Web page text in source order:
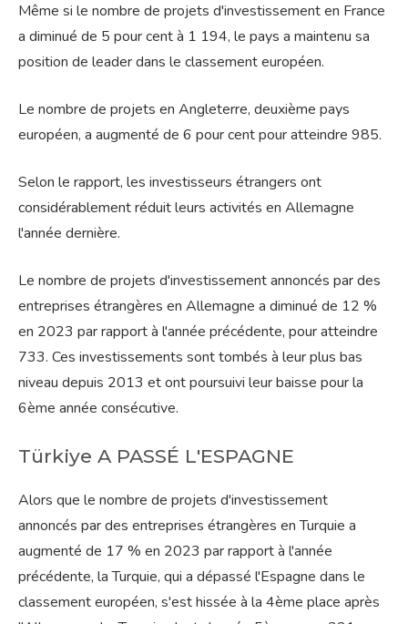
Même si le nombre de projets d'investissement en France
a diminué de 5 pour cent à 1 194, le pays a maintenu sa
position de leader dans le classement européen.
Le nombre de projets en Angleterre, deuxième pays
européen, a augmenté de 6 pour cent pour atteindre 985.
Selon le rapport, les investisseurs étrangers ont
considérablement réduit leurs activités en Allemagne
l'année dernière.
Le nombre de projets d'investissement annoncés par des
entreprises étrangères en Allemagne a diminué de 12 %
en 2023 par rapport à l'année précédente, pour atteindre
733. Ces investissements sont tombés à leur plus bas
niveau depuis 2013 et ont poursuivi leur baisse pour la
6ème année consécutive.
Türkiye A PASSÉ L'ESPAGNE
Alors que le nombre de projets d'investissement
annoncés par des entreprises étrangères en Turquie a
augmenté de 17 % en 2023 par rapport à l'année
précédente, la Turquie, qui a dépassé l'Espagne dans le
classement européen, s'est hissée à la 4ème place après